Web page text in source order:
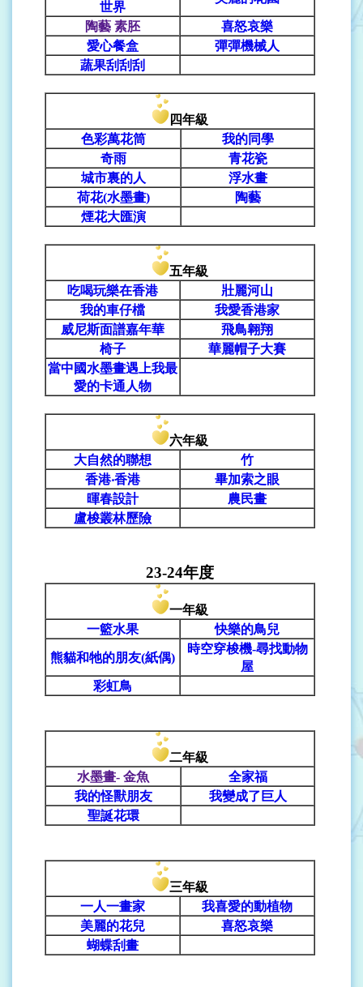
世界
陶藝 素胚
喜怒哀樂
愛心餐盒
彈彈機械人
蔬果刮刮刮
四年級
色彩萬花筒
我的同學
奇雨
青花瓷
城市裏的人
浮水畫
荷花(水墨畫)
陶藝
煙花大匯演
五年級
吃喝玩樂在香港
壯麗河山
我的車仔檔
我愛香港家
威尼斯面譜嘉年華
飛鳥翱翔
椅子
華麗帽子大賽
當中國水墨畫遇上我最
愛的卡通人物
六年級
大自然的聯想
竹
香港‧香港
畢加索之眼
暉春設計
農民畫
盧梭叢林歷險
23-24年度
一年級
一籃水果
快樂的鳥兒
熊貓和牠的朋友(紙偶)
時空穿梭機-尋找動物
屋
彩虹鳥
二年級
水墨畫- 金魚
全家福
我的怪獸朋友
我變成了巨人
聖誕花環
三年級
一人一畫家
我喜愛的動植物
美麗的花兒
喜怒哀樂
蝴蝶刮畫